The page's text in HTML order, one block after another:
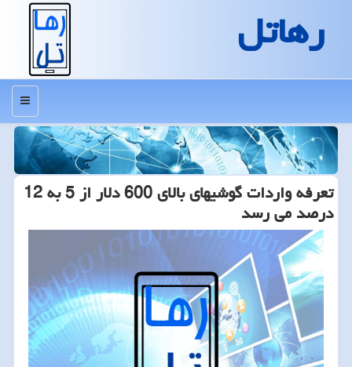
رهاتل
منو
تعرفه واردات گوشیهای بالای 600 دلار از 5 به 12
درصد می رسد